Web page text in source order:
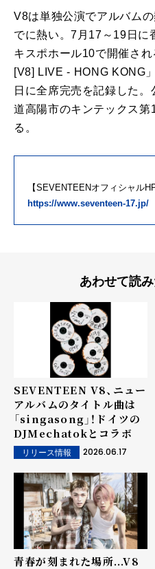
V8は単独公演でアルバム
でに熱い。7月17～19日に
キスポホール10で開催さ
[V8] LIVE - HONG KONG
日に全席完売を記録した
道高陽市のキンテックス
る。
【SEVENTEENオフィシャルHP
https://www.seventeen-17.jp/
あわせて読
SEVENTEEN V8、ニュー
アルバムのタイトル曲は
「singasong」！ドイツの
DJMechatokとコラボ
リリース情報 2026.06.17
青春が刻まれた場所...V8